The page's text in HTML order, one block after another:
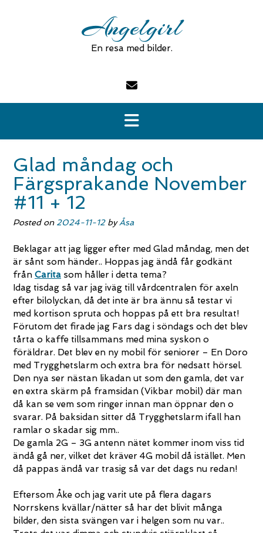
Angelgirl
En resa med bilder.
Glad måndag och
Färgsprakande November
#11 + 12
Posted on 2024-11-12byÅsa
Beklagar att jag ligger efter med Glad måndag, men det
är sånt som händer.. Hoppas jag ändå får godkänt
från Carita som håller i detta tema?
Idag tisdag så var jag iväg till vårdcentralen för axeln
efter bilolyckan, då det inte är bra ännu så testar vi
med kortison spruta och hoppas på ett bra resultat!
Förutom det firade jag Fars dag i söndags och det blev
tårta o kaffe tillsammans med mina syskon o
föräldrar. Det blev en ny mobil för seniorer – En Doro
med Trygghetslarm och extra bra för nedsatt hörsel.
Den nya ser nästan likadan ut som den gamla, det var
en extra skärm på framsidan (Vikbar mobil) där man
då kan se vem som ringer innan man öppnar den o
svarar. På baksidan sitter då Trygghetslarm ifall han
ramlar o skadar sig mm..
De gamla 2G – 3G antenn nätet kommer inom viss tid
ändå gå ner, vilket det kräver 4G mobil då istället. Men
då pappas ändå var trasig så var det dags nu redan!
Eftersom Åke och jag varit ute på flera dagars
Norrskens kvällar/nätter så har det blivit många
bilder, den sista svängen var i helgen som nu var..